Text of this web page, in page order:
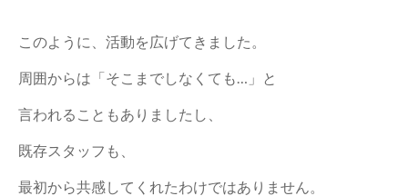
このように、活動を広げてきました。
周囲からは「そこまでしなくても…」と
言われることもありましたし、
既存スタッフも、
最初から共感してくれたわけではありません。